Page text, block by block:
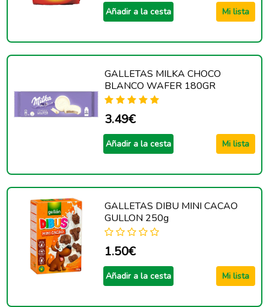
Añadir a la cesta Mi lista
GALLETAS MILKA CHOCO
BLANCO WAFER 180GR
3.49€
Añadir a la cesta Mi lista
GALLETAS DIBU MINI CACAO
GULLON 250g
1.50€
Añadir a la cesta Mi lista